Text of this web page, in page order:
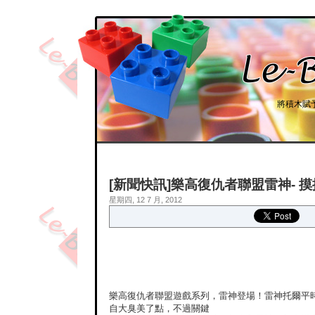
將積木賦
[新聞快訊]樂高復仇者聯盟雷神-
星期四, 12 7 月, 2012
樂高復仇者聯盟遊戲系列，雷神登場！雷神托爾平
自大臭美了點，不過關鍵